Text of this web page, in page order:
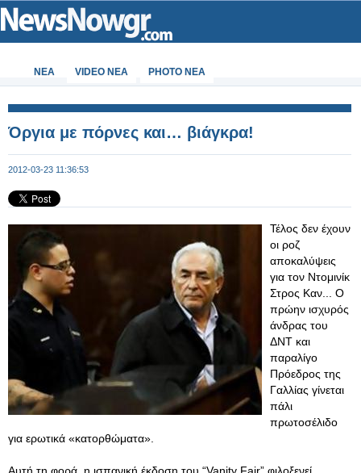
ΝΕΑ VIDEO NEA PHOTO NEA
Όργια με πόρνες και… βιάγκρα!
2012-03-23 11:36:53
Τέλος δεν έχουν
οι ροζ
αποκαλύψεις
για τον Ντομινίκ
Στρος Καν... Ο
πρώην ισχυρός
άνδρας του
ΔΝΤ και
παραλίγο
Πρόεδρος της
Γαλλίας γίνεται
πάλι
πρωτοσέλιδο
για ερωτικά «κατορθώματα».